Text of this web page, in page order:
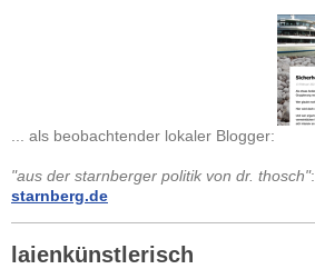
... als beobachtender lokaler Blogger:
"aus der starnberger politik von dr. thosch":
starnberg.de
laienkünstlerisch